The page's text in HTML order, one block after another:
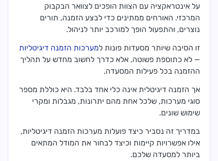
על אינטראקציה עם הצוות הופכים לצוואר הבקבוק
המרכזי. האורחים ממתינים כדי לבצע הזמנה, תורים
נוצרים, והתפעול הופך למורכב יותר לניהול.
זו הסיבה שיותר מסעדות פונות למערכות הזמנה דיגיטליות
— לא כתוספת פשוטה, אלא כדרך לחשוב מחדש על תהליך
ההזמנה בכל פעילות המסעדה.
אך הזמנה דיגיטלית אינה כלי אחד בלבד. היא כוללת מספר
סוגי מערכות, שלכל אחת מהם יתרונות, מגבלות ומקרי
שימוש שונים.
במדריך זה נסביר כיצד פועלות מערכות הזמנה דיגיטליות,
אילו אפשרויות קיימות וכיצד לבחור את המודל המתאים
ביותר למסעדה שלכם.